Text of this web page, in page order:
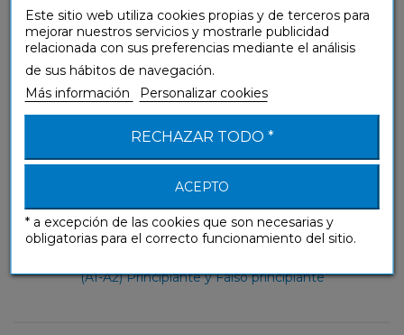
Sin Esfuerzo
(A1-A2) Principiante y Falso principiante
Este sitio web utiliza cookies propias y de terceros para
mejorar nuestros servicios y mostrarle publicidad
relacionada con sus preferencias mediante el análisis
de sus hábitos de navegación.
Más información
Personalizar cookies
RECHAZAR TODO *
ACEPTO
* a excepción de las cookies que son necesarias y
obligatorias para el correcto funcionamiento del sitio.